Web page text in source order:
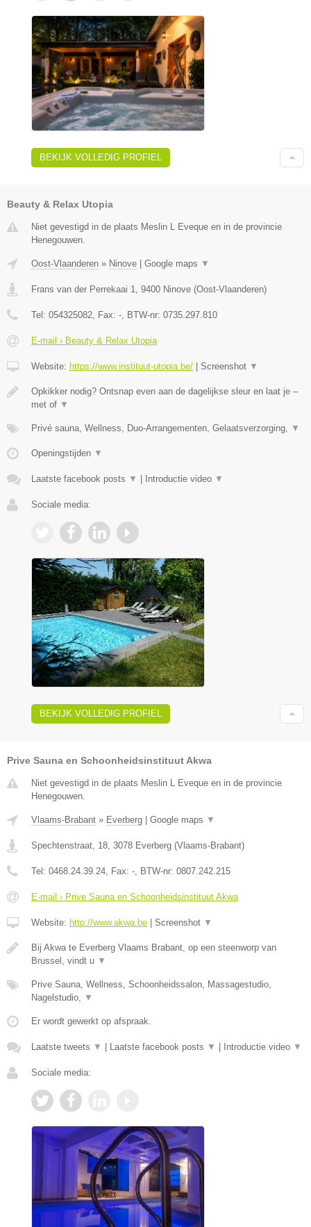
BEKIJK VOLLEDIG PROFIEL
Beauty & Relax Utopia
Niet gevestigd in de plaats Meslin L Eveque en in de provincie
Henegouwen.
Oost-Vlaanderen » Ninove | Google maps ▼
Frans van der Perrekaai 1 9400 Ninove (Oost-Vlaanderen)
Tel: 054325082 , Fax: - , BTW-nr: 0735.297.810
E-mail › Beauty & Relax Utopia
Website: https://www.instituut-utopia.be/ | Screenshot ▼
Opkikker nodig? Ontsnap even aan de dagelijkse sleur en laat je –
met of ▼
Privé sauna, Wellness, Duo-Arrangementen, Gelaatsverzorging, ▼
Openingstijden ▼
Laatste facebook posts ▼ | Introductie video ▼
Sociale media:
BEKIJK VOLLEDIG PROFIEL
Prive Sauna en Schoonheidsinstituut Akwa
Niet gevestigd in de plaats Meslin L Eveque en in de provincie
Henegouwen.
Vlaams-Brabant » Everberg Google maps ▼
Spechtenstraat, 18, 3078 Everberg (Vlaams-Brabant)
Tel: 0468.24.39.24, Fax: -, BTW-nr: 0807.242.215
E-mail › Prive Sauna en Schoonheidsinstituut Akwa
Website: http://www.akwa.be Screenshot ▼
Bij Akwa te Everberg Vlaams Brabant, op een steenworp van
Brussel, vindt u ▼
Prive Sauna, Wellness, Schoonheidssalon, Massagestudio,
Nagelstudio, ▼
Er wordt gewerkt op afspraak.
Laatste tweets ▼ Laatste facebook posts ▼ Introductie video ▼
Sociale media: